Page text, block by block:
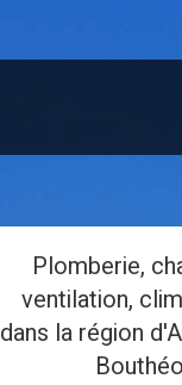
Plomberie,
ventilation,
dans la région